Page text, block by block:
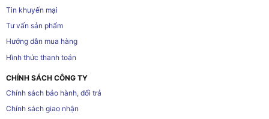
Tin khuyến mại
Tư vấn sản phẩm
Hướng dẫn mua hàng
Hình thức thanh toán
CHÍNH SÁCH CÔNG TY
Chính sách bảo hành, đổi trả
Chính sách giao nhận